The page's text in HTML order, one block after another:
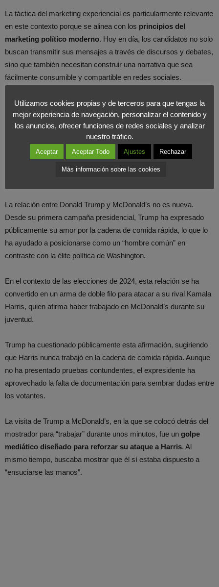
La táctica del marketing experiencial es particularmente relevante
en este contexto porque se alinea con los principios del
marketing político moderno. Hoy en día, los candidatos no solo
buscan transmitir sus mensajes a través de discursos y debates,
sino que también necesitan construir una narrativa que sea
fácilmente consumible y compartible en redes sociales.
La aparición de Trump en McDonald’s, vestido con un delantal y
sirviendo comida rápida, es un ejemplo perfecto de una
experiencia diseñada para generar conversación, cobertura
mediática y, sobre todo, viralidad.
La estrategia de Donald Trump y
La relación entre Donald Trump y McDonald’s no es nueva.
Desde su primera campaña presidencial, Trump ha expresado
públicamente su amor por la cadena de comida rápida, lo que lo
ha ayudado a posicionarse como un “hombre común” en
contraste con la élite política de Washington.
En el contexto de las elecciones de 2024, esta relación se ha
convertido en un arma de doble filo para atacar a su rival Kamala
Harris, quien afirma haber trabajado en McDonald’s durante su
juventud.
Trump ha cuestionado públicamente esta afirmación, sugiriendo
que Harris nunca trabajó en la cadena de comida rápida. Aunque
no ha presentado pruebas contundentes, el expresidente ha
aprovechado la falta de documentación para sembrar dudas entre
los votantes.
La visita de Trump a McDonald’s, en la que se colocó detrás del
mostrador para “trabajar” durante unos minutos, fue un golpe
mediático diseñado para reforzar su ataque a Harris. Al
mismo tiempo, buscaba mostrar que él sí estaba dispuesto a
“ensuciarse las manos”.
Utilizamos cookies propias y de terceros para que tengas la
mejor experiencia de navegación, personalizar el contenido y
los anuncios, ofrecer funciones de redes sociales y analizar
nuestro tráfico.
Aceptar Aceptar Todo Ajustes Rechazar
Más información sobre las cookies